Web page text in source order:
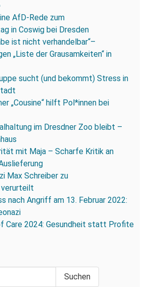
AfD-Rede zum
in Coswig bei Dresden
ist nicht verhandelbar“–
„Liste der Grausamkeiten“ in
sucht (und bekommt) Stress in
„Cousine“ hilft Pol*innen bei
im Dresdner Zoo bleibt –
mit Maja – Scharfe Kritik an
Max Schreiber zu
nach Angriff am 13. Februar 2022:
Care 2024: Gesundheit statt Profite